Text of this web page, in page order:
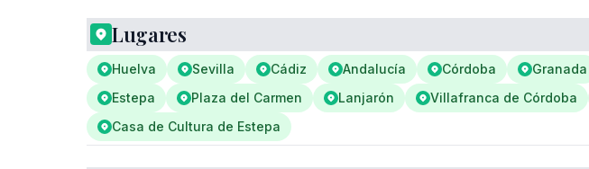
Lugares
Huelva Sevilla Cádiz Andalucía Córdoba Granada
Estepa
Plaza del Carmen Lanjarón Villafranca de Córdoba
Casa de Cultura de Estepa